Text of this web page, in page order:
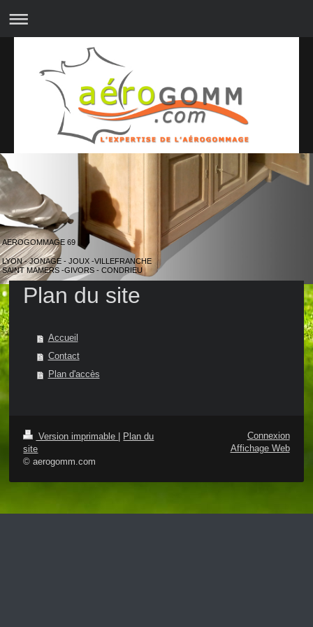
AEROGOMMAGE 69
LYON - JONAGE - JOUX -VILLEFRANCHE
SAINT MAMERS -GIVORS - CONDRIEU
Plan du site
Accueil
Contact
Plan d'accès
Version imprimable
Plan du
site
© aerogomm.com
Connexion
Affichage Web